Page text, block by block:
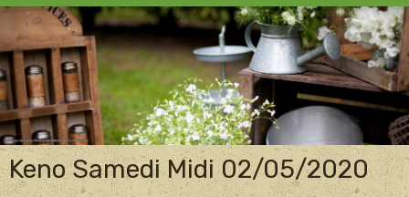
Keno Samedi Midi 02/05/2020